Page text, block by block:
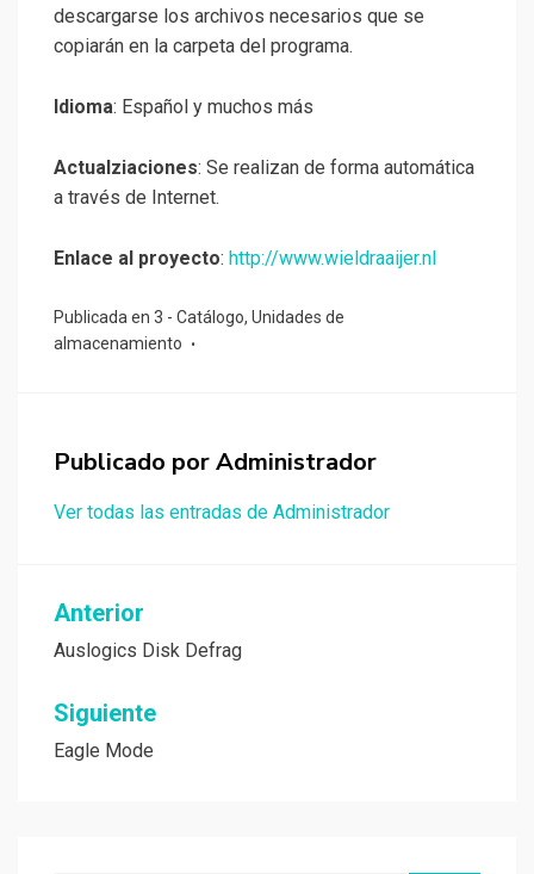
descargarse los archivos necesarios que se
copiarán en la carpeta del programa.
Idioma: Español y muchos más
Actualziaciones: Se realizan de forma automática
a través de Internet.
Enlace al proyecto: http://www.wieldraaijer.nl
Publicada en 3 - Catálogo, Unidades de
almacenamiento
Publicado porAdministrador
Ver todas las entradas de Administrador
Navegación
de
entradas
Anterior
Auslogics Disk Defrag
Siguiente
Eagle Mode